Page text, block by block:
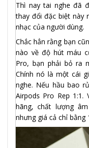
Thì nay tai nghe đã
thay đổi đặc biệt này
nhạc của người dùng.
Chắc hẳn rằng bạn
nào về độ hút máu
Pro, bạn phải bỏ ra
Chính nó là một cái
nghe. Nếu hầu bao
Airpods Pro Rep 1:1.
hãng, chất lượng
nhưng giá cả chỉ bằng